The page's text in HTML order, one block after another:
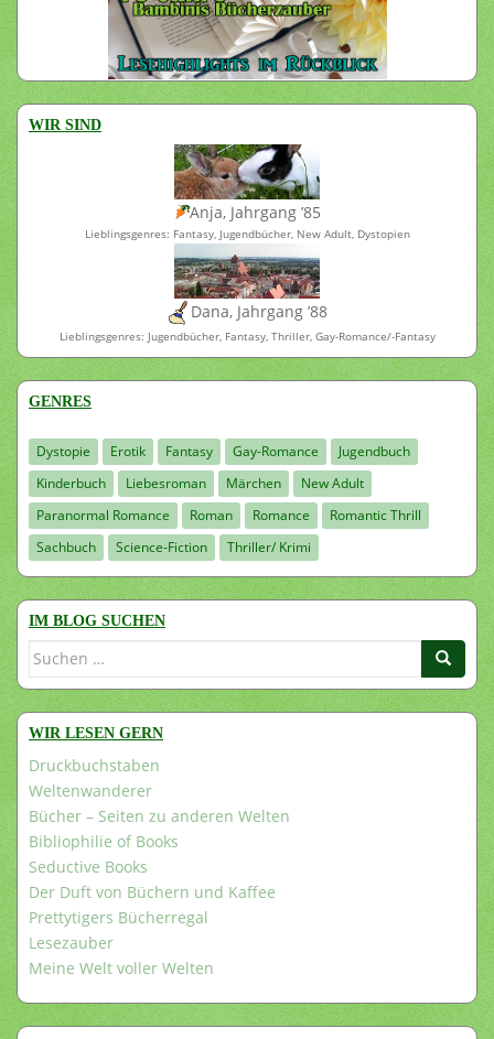
WIR SIND
Anja, Jahrgang ’85
Lieblingsgenres: Fantasy, Jugendbücher, New Adult, Dystopien
Dana, Jahrgang ’88
Lieblingsgenres: Jugendbücher, Fantasy, Thriller, Gay-Romance/-Fantasy
GENRES
Dystopie Erotik Fantasy Gay-Romance
Jugendbuch
Kinderbuch
Liebesroman Märchen
New Adult
Paranormal Romance
Roman Romance
Romantic Thrill
Sachbuch
Science-Fiction Thriller/ Krimi
IM BLOG SUCHEN
Suchen
WIR LESEN GERN
Druckbuchstaben
Weltenwanderer
Bücher – Seiten zu anderen Welten
Bibliophilie of Books
Seductive Books
Der Duft von Büchern und Kaffee
Prettytigers Bücherregal
Lesezauber
Meine Welt voller Welten